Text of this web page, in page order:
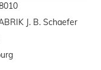
J. B. Schaefer